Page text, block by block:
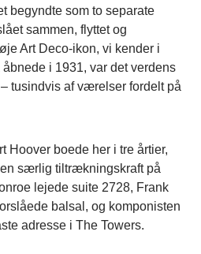
begyndte som to separate
sammen, flyttet og
Art Deco-ikon, vi kender i
i 1931, var det verdens
tusindvis af værelser fordelt på
Hoover boede her i tre årtier,
særlig tiltrækningskraft på
lejede suite 2728, Frank
balsal, og komponisten
adresse i The Towers.